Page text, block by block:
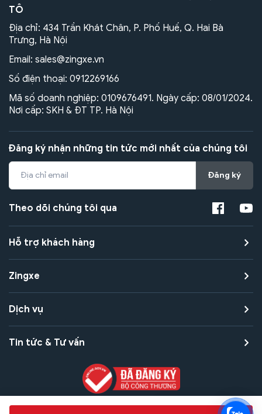
TÔ
Địa chỉ: 434 Trần Khát Chân, P. Phố Huế, Q. Hai Bà
Trưng, Hà Nội
Email: sales@zingxe.vn
Số điện thoại: 0912269166
Mã số doanh nghiệp: 0109676491. Ngày cấp: 08/01/2024.
Nơi cấp: SKH & ĐT TP. Hà Nội
Đăng ký nhận những tin tức mới nhất của chúng tôi
Đăng ký
Theo dõi chúng tôi qua
Hỗ trợ khách hàng
Zingxe
Dịch vụ
Tin tức & Tư vấn